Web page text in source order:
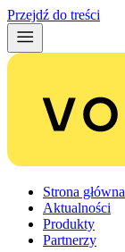
Przejdź do treści
Strona główna
Aktualności
Produkty
Partnerzy